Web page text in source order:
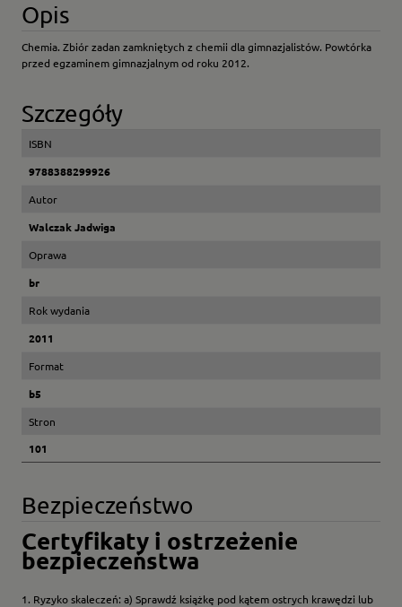
Opis
Chemia. Zbiór zadan zamkniętych z chemii dla gimnazjalistów. Powtórka
przed egzaminem gimnazjalnym od roku 2012.
Szczegóły
ISBN
9788388299926
Autor
Walczak Jadwiga
Oprawa
br
Rok wydania
2011
Format
b5
Stron
101
Bezpieczeństwo
Certyfikaty i ostrzeżenie
bezpieczeństwa
1. Ryzyko skaleczeń: a) Sprawdź książkę pod kątem ostrych krawędzi lub